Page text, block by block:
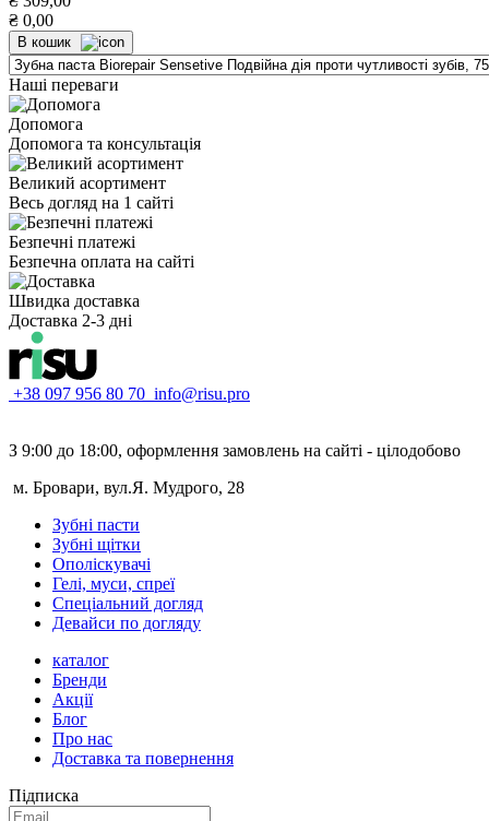
₴ 0,00
В кошик
Наші переваги
Допомога
Допомога та консультація
Великий асортимент
Весь догляд на 1 сайті
Безпечні платежі
Безпечна оплата на сайті
Швидка доставка
Доставка 2-3 дні
+38 097 956 80 70 info@risu.pro
З 9:00 до 18:00, оформлення замовлень на сайті - цілодобово
м. Бровари, вул.Я. Мудрого, 28
Зубні пасти
Зубні щітки
Ополіскувачі
Гелі, муси, спреї
Спеціальний догляд
Девайси по догляду
каталог
Бренди
Акції
Блог
Про нас
Доставка та повернення
Підписка